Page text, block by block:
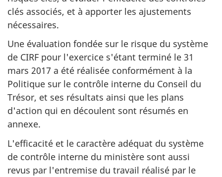
clés associés, et à apporter les ajustements
nécessaires.
Une évaluation fondée sur le risque du système
de CIRF pour l'exercice s'étant terminé le 31
mars 2017 a été réalisée conformément à la
Politique sur le contrôle interne du Conseil du
Trésor, et ses résultats ainsi que les plans
d'action qui en découlent sont résumés en
annexe.
L'efficacité et le caractère adéquat du système
de contrôle interne du ministère sont aussi
revus par l'entremise du travail réalisé par le